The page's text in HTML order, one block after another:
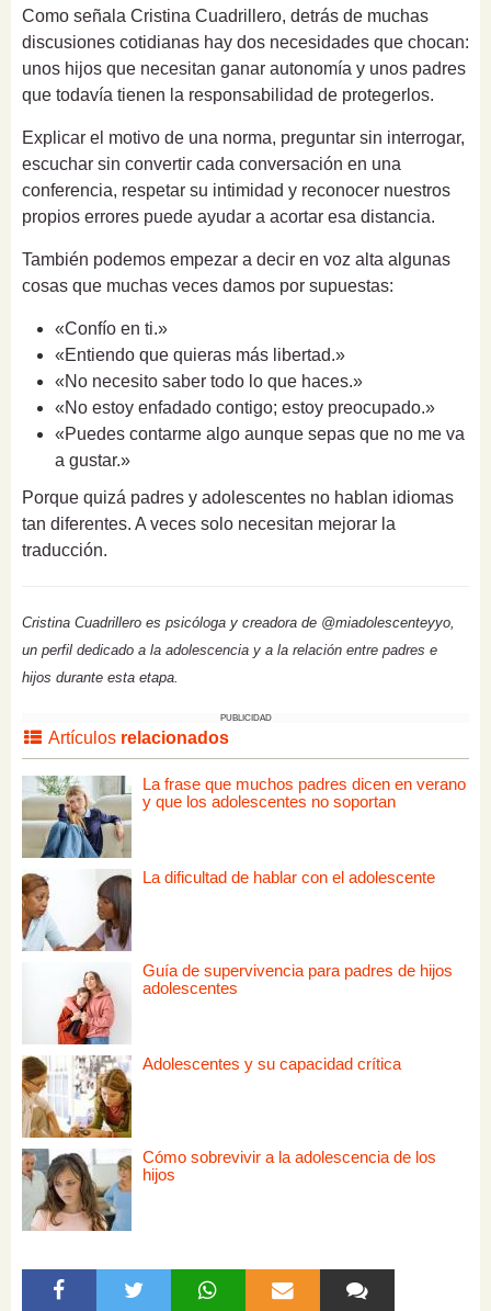
Como señala Cristina Cuadrillero, detrás de muchas
discusiones cotidianas hay dos necesidades que chocan:
unos hijos que necesitan ganar autonomía y unos padres
que todavía tienen la responsabilidad de protegerlos.
Explicar el motivo de una norma, preguntar sin interrogar,
escuchar sin convertir cada conversación en una
conferencia, respetar su intimidad y reconocer nuestros
propios errores puede ayudar a acortar esa distancia.
También podemos empezar a decir en voz alta algunas
cosas que muchas veces damos por supuestas:
«Confío en ti.»
«Entiendo que quieras más libertad.»
«No necesito saber todo lo que haces.»
«No estoy enfadado contigo; estoy preocupado.»
«Puedes contarme algo aunque sepas que no me va
a gustar.»
Porque quizá padres y adolescentes no hablan idiomas
tan diferentes. A veces solo necesitan mejorar la
traducción.
Cristina Cuadrillero es psicóloga y creadora de @miadolescenteyyo,
un perfil dedicado a la adolescencia y a la relación entre padres e
hijos durante esta etapa.
PUBLICIDAD
Artículos relacionados
La frase que muchos padres dicen en verano
y que los adolescentes no soportan
La dificultad de hablar con el adolescente
Guía de supervivencia para padres de hijos
adolescentes
Adolescentes y su capacidad crítica
Cómo sobrevivir a la adolescencia de los
hijos